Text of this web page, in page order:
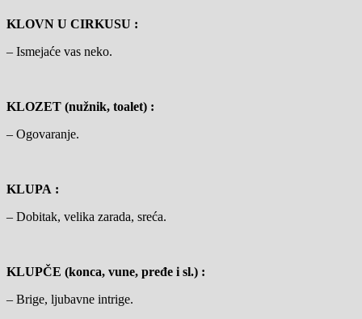
KLOVN U CIRKUSU :
– Ismejaće vas neko.
KLOZET (nužnik, toalet) :
– Ogovaranje.
KLUPA :
– Dobitak, velika zarada, sreća.
KLUPČE (konca, vune, pređe i sl.) :
– Brige, ljubavne intrige.